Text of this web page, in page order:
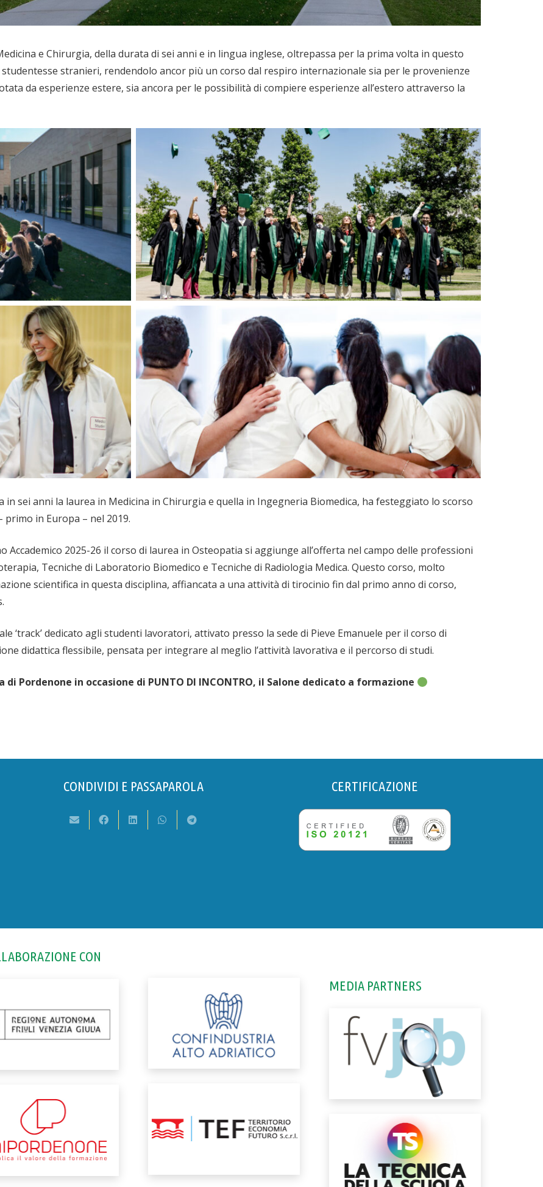
e Chirurgia, della durata di sei anni e in lingua inglese, oltrepassa per la prima volta in questo
studentesse stranieri, rendendolo ancor più un corso dal respiro internazionale sia per le provenienze
da esperienze estere, sia ancora per le possibilità di compiere esperienze all’estero attraverso la
in sei anni la laurea in Medicina in Chirurgia e quella in Ingegneria Biomedica, ha festeggiato lo scorso
in Europa – nel 2019.
Accademico 2025-26 il corso di laurea in Osteopatia si aggiunge all’offerta nel campo delle professioni
Tecniche di Laboratorio Biomedico e Tecniche di Radiologia Medica. Questo corso, molto
scientifica in questa disciplina, affiancata a una attività di tirocinio fin dal primo anno di corso,
‘track’ dedicato agli studenti lavoratori, attivato presso la sede di Pieve Emanuele per il corso di
didattica flessibile, pensata per integrare al meglio l’attività lavorativa e il percorso di studi.
di Pordenone in occasione di PUNTO DI INCONTRO, il Salone dedicato a formazione
CONDIVIDI E PASSAPAROLA CERTIFICAZIONE
CON
MEDIA PARTNERS